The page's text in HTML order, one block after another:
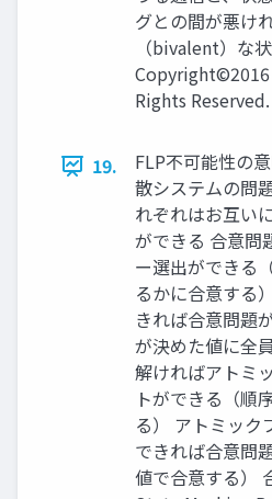
グとの間が悪け
（bivalent）な
Rights
19.
FLP不可能性の
散システムの問
れぞれはお互い
ができる 合意問
ー選出ができる
るかに合意する
きれば合意問題
が決めた値に全
解ければアトミ
トができる（順
る） アトミック
できれば合意問
値で合意する）